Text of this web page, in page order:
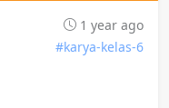
1 year ago
#karya-kelas-6